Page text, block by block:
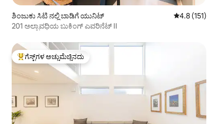
ಶಿಂಜುಕು ಸಿಟಿ ನಲ್ಲಿ ಬಾಡಿಗೆ ಯುನಿಟ್ 5 ರಲ್ಲಿ 4.8
4.8 (151)
201 ಅಲ್ಪಾವಧಿಯ ಬುಕಿಂಗ್ ಎವರಿನೆಟ್ II
ಗೆಸ್ಟ್‌ಗಳಿಗೆ ಅತಿ ಹೆಚ್ಚು ಅಚ್ಚುಮೆಚ್ಚಿನದು
ಗೆಸ್ಟ್‌ಗಳ ಅಚ್ಚುಮೆಚ್ಚಿನದು